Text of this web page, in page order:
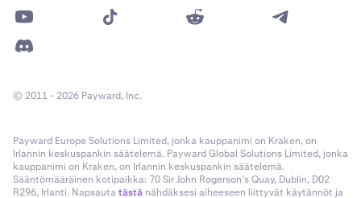
© 2011 - 2026 Payward, Inc.
Payward Europe Solutions Limited, jonka kauppanimi on Kraken, on
Irlannin keskuspankin säätelemä. Payward Global Solutions Limited, jonka
kauppanimi on Kraken, on Irlannin keskuspankin säätelemä.
Sääntömääräinen kotipaikka: 70 Sir John Rogerson’s Quay, Dublin, D02
R296, Irlanti. Napsautatästä nähdäksesi aiheeseen liittyvät käytännöt ja